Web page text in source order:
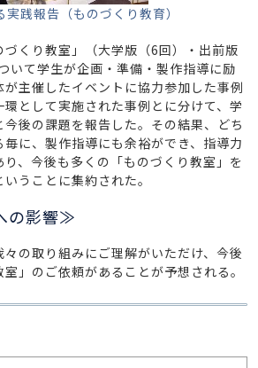
実践報告（ものづくり教育）
くり教室」（大学版（6回）・出前版
いて学生が企画・準備・製作指導に励
主催したイベントに協力参加した事例
として実施された事例とに分けて、学
後の課題を報告した。その結果、どち
に、製作指導にも余裕ができ、指導力
、今後も多くの「ものづくり教室」を
うことに集約された。
の影響≫
の取り組みにご理解がいただけ、今後
」のご依頼があることが予想される。